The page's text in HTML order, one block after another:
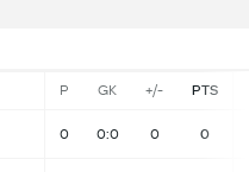
P GK +/- PTS
0 0:0 0 0